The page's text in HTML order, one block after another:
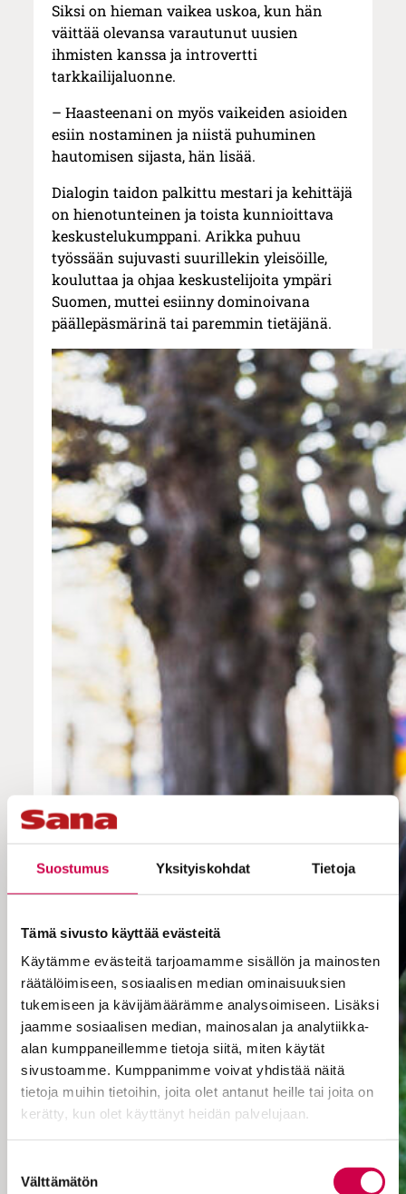
Suostumus Yksityiskohdat Tietoja
Tämä sivusto käyttää evästeitä
Käytämme evästeitä tarjoamamme sisällön ja mainosten
räätälöimiseen, sosiaalisen median ominaisuuksien
tukemiseen ja kävijämäärämme analysoimiseen. Lisäksi
jaamme sosiaalisen median, mainosalan ja analytiikka-
alan kumppaneillemme tietoja siitä, miten käytät
sivustoamme. Kumppanimme voivat yhdistää näitä
tietoja muihin tietoihin, joita olet antanut heille tai joita on
kerätty, kun olet käyttänyt heidän palvelujaan.
valinta
Välttämätön
Siksi on hieman vaikea uskoa, kun hän
väittää olevansa varautunut uusien
ihmisten kanssa ja introvertti
tarkkailijaluonne.
– Haasteenani on myös vaikeiden asioiden
esiin nostaminen ja niistä puhuminen
hautomisen sijasta, hän lisää.
Dialogin taidon palkittu mestari ja kehittäjä
on hienotunteinen ja toista kunnioittava
keskustelukumppani. Arikka puhuu
työssään sujuvasti suurillekin yleisöille,
kouluttaa ja ohjaa keskustelijoita ympäri
Suomen, muttei esiinny dominoivana
päällepäsmärinä tai paremmin tietäjänä.